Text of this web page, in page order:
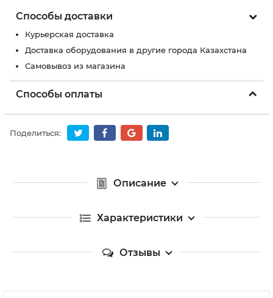
Способы доставки
Курьерская доставка
Доставка оборудования в другие города Казахстана
Самовывоз из магазина
Способы оплаты
Поделиться:
Описание
Характеристики
Отзывы